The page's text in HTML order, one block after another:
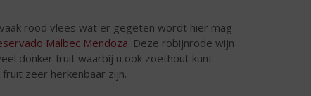
rood vlees wat er gegeten wordt hier mag
Malbec Mendoza. Deze robijnrode wijn
donker fruit waarbij u ook zoethout kunt
zeer herkenbaar zijn.